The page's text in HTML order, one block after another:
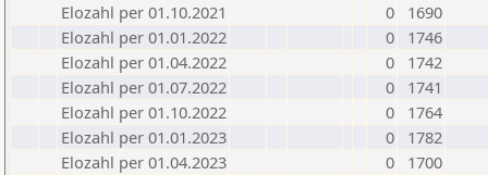
Elozahl per 01.10.2021
0
1690
Elozahl per 01.01.2022
0
1746
Elozahl per 01.04.2022
0
1742
Elozahl per 01.07.2022
0
1741
Elozahl per 01.10.2022
0
1764
Elozahl per 01.01.2023
0
1782
Elozahl per 01.04.2023
0
1700